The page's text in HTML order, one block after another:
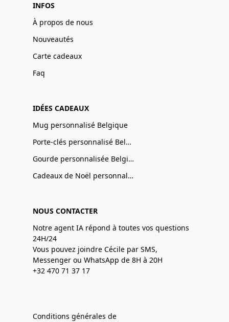
INFOS
À propos de nous
Nouveautés
Carte cadeaux
Faq
IDÉES CADEAUX
Mug personnalisé Belgique
Porte-clés personnalisé Belgique
Gourde personnalisée Belgique
Cadeaux de Noël personnalisé Belgique
NOUS CONTACTER
Notre agent IA répond à toutes vos questions
24H/24
Vous pouvez joindre Cécile par SMS,
Messenger ou WhatsApp de 8H à 20H
+32 470 71 37 17
Conditions générales de